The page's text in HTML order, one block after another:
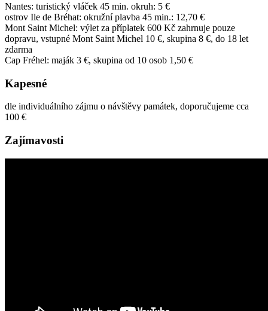
Nantes: turistický vláček 45 min. okruh: 5 €
ostrov Ile de Bréhat: okružní plavba 45 min.: 12,70 €
Mont Saint Michel: výlet za příplatek 600 Kč zahrnuje pouze
dopravu, vstupné Mont Saint Michel 10 €, skupina 8 €, do 18 let
zdarma
Cap Fréhel: maják 3 €, skupina od 10 osob 1,50 €
Kapesné
dle individuálního zájmu o návštěvy památek, doporučujeme cca
100 €
Zajímavosti